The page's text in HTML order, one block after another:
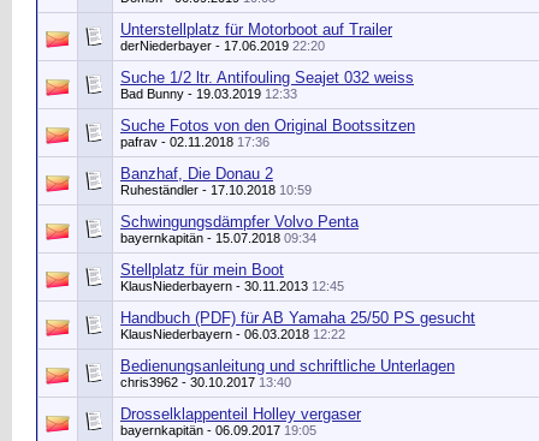
Unterstellplatz für Motorboot auf Trailer
derNiederbayer - 17.06.2019 22:20
Suche 1/2 ltr. Antifouling Seajet 032 weiss
Bad Bunny - 19.03.2019 12:33
Suche Fotos von den Original Bootssitzen
pafrav - 02.11.2018 17:36
Banzhaf, Die Donau 2
Ruheständler - 17.10.2018 10:59
Schwingungsdämpfer Volvo Penta
bayernkapitän - 15.07.2018 09:34
Stellplatz für mein Boot
KlausNiederbayern - 30.11.2013 12:45
Handbuch (PDF) für AB Yamaha 25/50 PS gesucht
KlausNiederbayern - 06.03.2018 12:22
Bedienungsanleitung und schriftliche Unterlagen
chris3962 - 30.10.2017 13:40
Drosselklappenteil Holley vergaser
bayernkapitän - 06.09.2017 19:05